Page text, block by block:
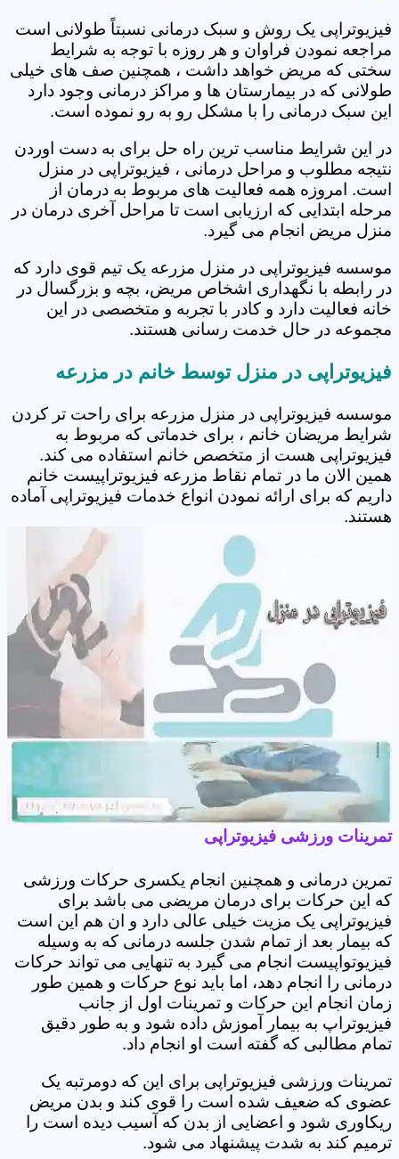
فیزیوتراپی یک روش و سبک درمانی نسبتاً طولانی است
مراجعه نمودن فراوان و هر روزه با توجه به شرایط
سختی که مریض خواهد داشت ، همچنین صف های خیلی
طولانی که در بیمارستان ها و مراکز درمانی وجود دارد
این سبک درمانی را با مشکل رو به رو نموده است.
در این شرایط مناسب ترین راه حل برای به دست اوردن
نتیجه مطلوب و مراحل درمانی ، فیزیوتراپی در منزل
است. امروزه همه فعالیت های مربوط به درمان از
مرحله ابتدایی که ارزیابی است تا مراحل آخری درمان در
منزل مریض انجام می گیرد.
موسسه فیزیوتراپی در منزل مزرعه یک تیم قوی دارد که
در رابطه با نگهداری اشخاص مریض، بچه و بزرگسال در
خانه فعالیت دارد و کادر با تجربه و متخصصی در این
مجموعه در حال خدمت رسانی هستند.
فیزیوتراپی در منزل توسط خانم در مزرعه
موسسه فیزیوتراپی در منزل مزرعه برای راحت تر کردن
شرایط مریضان خانم ، برای خدماتی که مربوط به
فیزیوتراپی هست از متخصص خانم استفاده می کند.
همین الان ما در تمام نقاط مزرعه فیزیوتراپیست خانم
داریم که برای ارائه نمودن انواع خدمات فیزیوتراپی آماده
هستند.
تمرینات ورزشی فیزیوتراپی
تمرین درمانی و همچنین انجام یکسری حرکات ورزشی
که این حرکات برای درمان مریضی می باشد برای
فیزیوتراپی یک مزیت خیلی عالی دارد و ان هم این است
که بیمار بعد از تمام شدن جلسه درمانی که به وسیله
فیزیوتواپیست انجام می گیرد به تنهایی می تواند حرکات
درمانی را انجام دهد، اما باید نوع حرکات و همین طور
زمان انجام این حرکات و تمرینات اول از جانب
فیزیوتراپ به بیمار آموزش داده شود و به طور دقیق
تمام مطالبی که گفته است او انجام داد.
تمرینات ورزشی فیزیوتراپی برای این که دومرتبه یک
عضوی که ضعیف شده است را قوی کند و بدن مریض
ریکاوری شود و اعضایی از بدن که آسیب دیده است را
ترمیم کند به شدت پیشنهاد می شود.